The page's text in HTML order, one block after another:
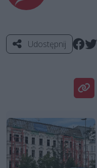
Udostępnij